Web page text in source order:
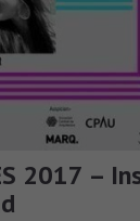
2017 –